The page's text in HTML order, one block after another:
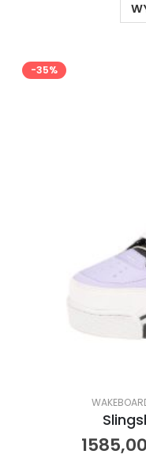
-35%
1585,00